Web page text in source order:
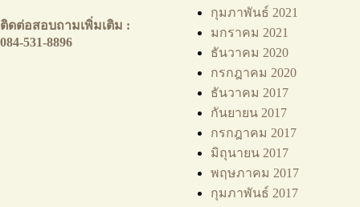
ติดต่อสอบถามเพิ่มเติม :
084-531-8896
กุมภาพันธ์ 2021
มกราคม 2021
ธันวาคม 2020
กรกฎาคม 2020
ธันวาคม 2017
กันยายน 2017
กรกฎาคม 2017
มิถุนายน 2017
พฤษภาคม 2017
กุมภาพันธ์ 2017